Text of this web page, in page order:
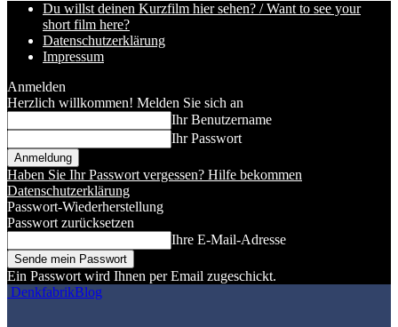
Du willst deinen Kurzfilm hier sehen? / Want to see your
short film here?
Datenschutzerklärung
Impressum
Anmelden
Herzlich willkommen! Melden Sie sich an
Ihr Benutzername
Ihr Passwort
Haben Sie Ihr Passwort vergessen? Hilfe bekommen
Datenschutzerklärung
Passwort-Wiederherstellung
Passwort zurücksetzen
Ihre E-Mail-Adresse
Ein Passwort wird Ihnen per Email zugeschickt.
DenkfabrikBlog